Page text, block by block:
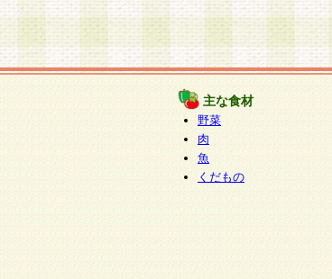
主な食材
野菜
肉
魚
くだもの